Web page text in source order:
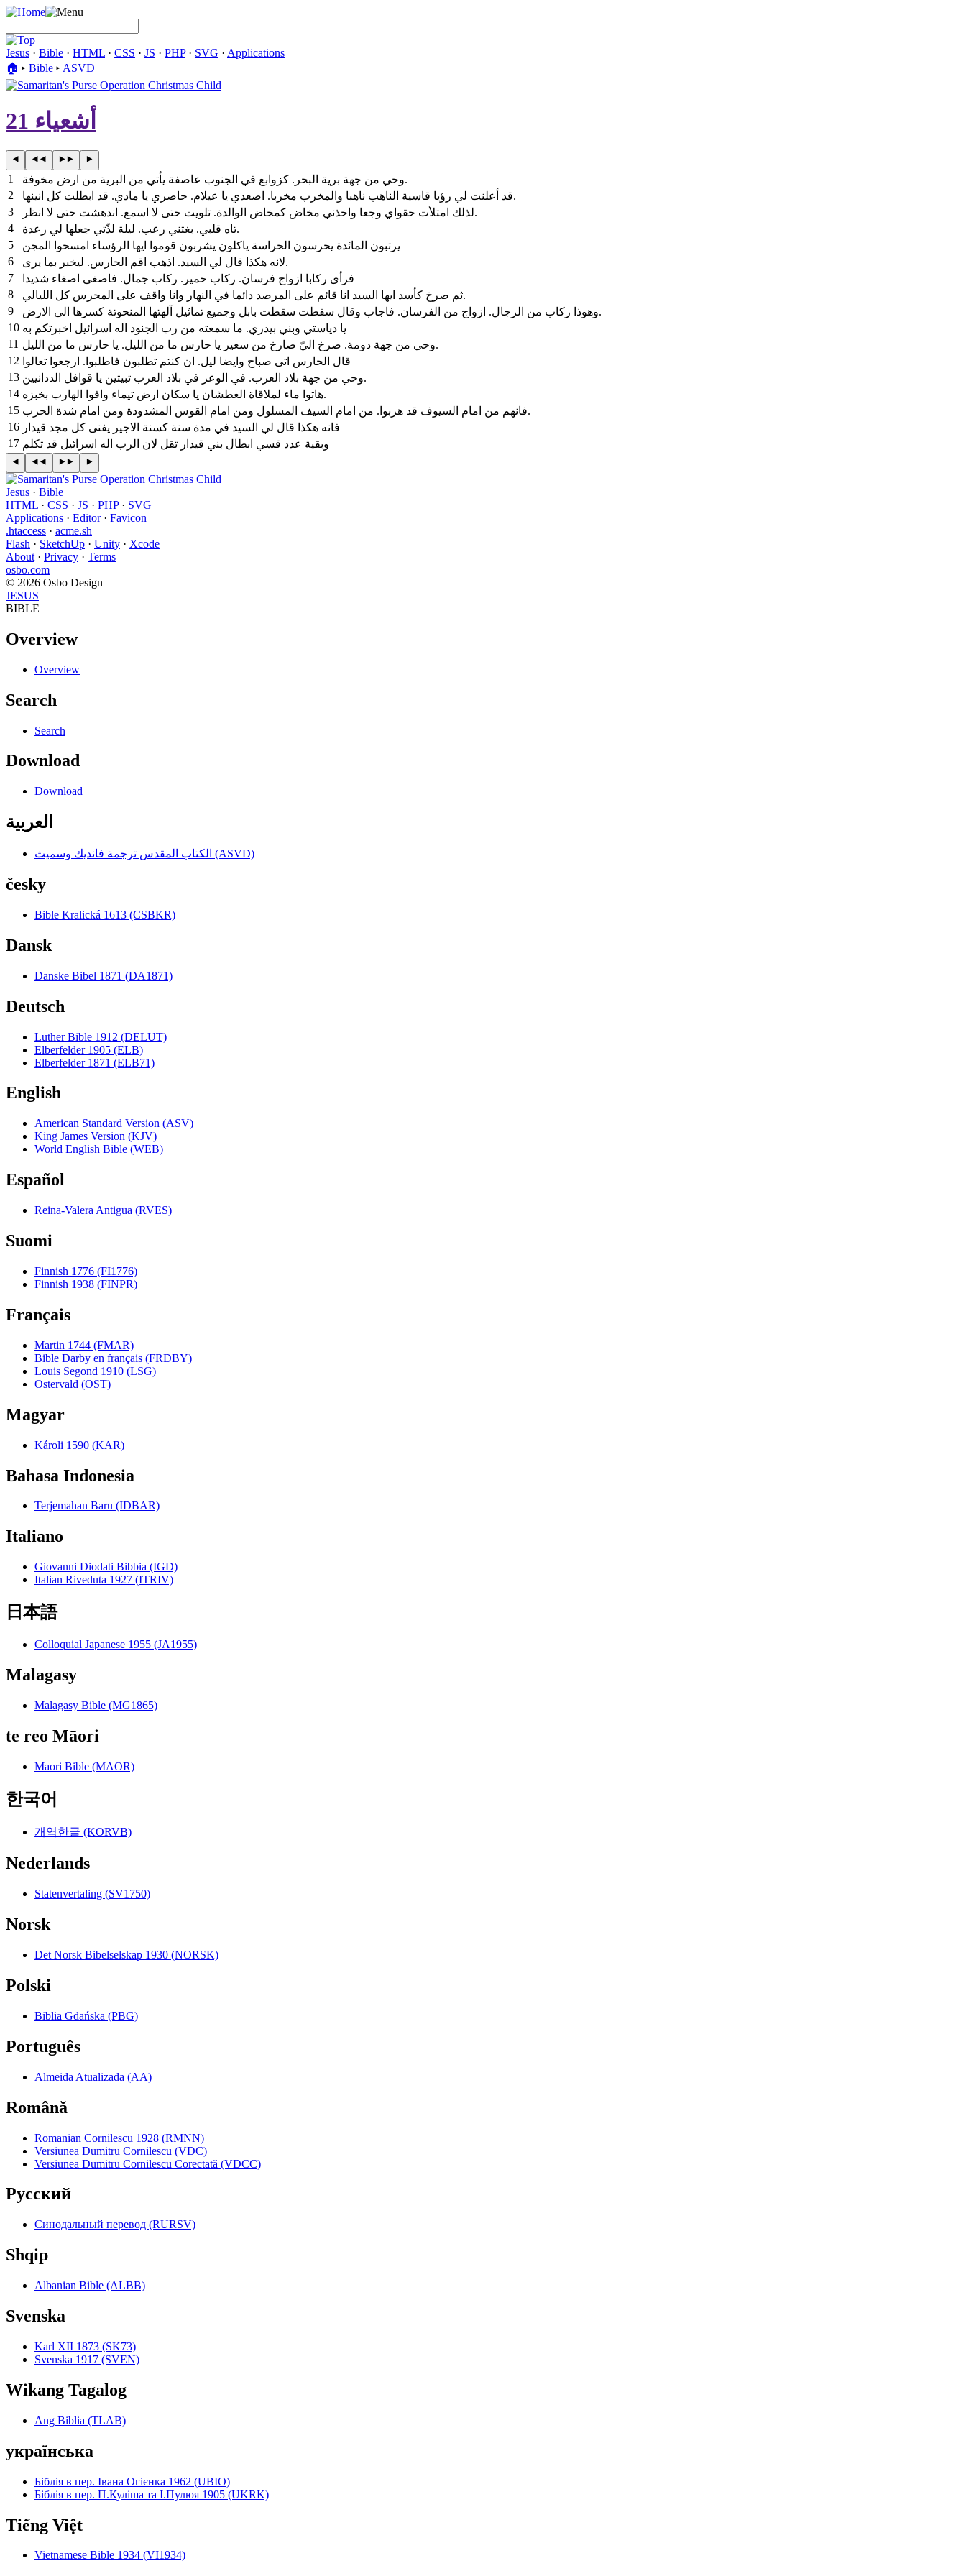
Jesus · Bible · HTML · CSS · JS · PHP· SVG · Applications
🏠︎ ▸ Bible ▸ ASVD
أشعياء 21
1
وحي من جهة برية البحر. كزوابع في الجنوب عاصفة يأتي من البرية من ارض مخوفة.
2
قد أعلنت لي رؤيا قاسية الناهب ناهبا والمخرب مخربا. اصعدي يا عيلام. حاصري يا مادي. قد ابطلت كل انينها.
3
لذلك امتلأت حقواي وجعا واخذني مخاض كمخاض الوالدة. تلويت حتى لا اسمع. اندهشت حتى لا انظر.
4
تاه قلبي. بغتني رعب. ليلة لذّتي جعلها لي رعدة.
5
يرتبون المائدة يحرسون الحراسة ياكلون يشربون قوموا ايها الرؤساء امسحوا المجن
6
لانه هكذا قال لي السيد. اذهب اقم الحارس. ليخبر بما يرى.
7
فرأى ركابا ازواج فرسان. ركاب حمير. ركاب جمال. فاصغى اصغاء شديدا
8
ثم صرخ كأسد ايها السيد انا قائم على المرصد دائما في النهار وانا واقف على المحرس كل الليالي.
9
وهوذا ركاب من الرجال. ازواج من الفرسان. فاجاب وقال سقطت سقطت بابل وجميع تماثيل آلهتها المنحوتة كسرها الى الارض.
10 يا دياستي وبني بيدري. ما سمعته من رب الجنود اله اسرائيل اخبرتكم به
11
وحي من جهة دومة. صرخ اليّ صارخ من سعير يا حارس ما من الليل. يا حارس ما من الليل.
12 قال الحارس اتى صباح وايضا ليل. ان كنتم تطلبون فاطلبوا. ارجعوا تعالوا
13
وحي من جهة بلاد العرب. في الوعر في بلاد العرب تبيتين يا قوافل الددانيين.
14
هاتوا ماء لملاقاة العطشان يا سكان ارض تيماء وافوا الهارب بخبزه.
15
فانهم من امام السيوف قد هربوا. من امام السيف المسلول ومن امام القوس المشدودة ومن امام شدة الحرب.
16 فانه هكذا قال لي السيد في مدة سنة كسنة الاجير يفنى كل مجد قيدار
17 وبقية عدد قسي ابطال بني قيدار تقل لان الرب اله اسرائيل قد تكلم
Jesus · Bible
HTML · CSS · JS · PHP· SVG
Applications · Editor· Favicon
.htaccess · acme.sh
Flash · SketchUp · Unity · Xcode
About · Privacy · Terms
osbo.com
© 2026 Osbo Design
JESUS
BIBLE
Overview
Overview
Search
Search
Download
Download
العربية
الكتاب المقدس ترجمة فانديك وسميث (ASVD)
česky
Bible Kralická 1613 (CSBKR)
Dansk
Danske Bibel 1871 (DA1871)
Deutsch
Luther Bible 1912 (DELUT)
Elberfelder 1905 (ELB)
Elberfelder 1871 (ELB71)
English
American Standard Version (ASV)
King James Version (KJV)
World English Bible (WEB)
Español
Reina-Valera Antigua (RVES)
Suomi
Finnish 1776 (FI1776)
Finnish 1938 (FINPR)
Français
Martin 1744 (FMAR)
Bible Darby en français (FRDBY)
Louis Segond 1910 (LSG)
Ostervald (OST)
Magyar
Károli 1590 (KAR)
Bahasa Indonesia
Terjemahan Baru (IDBAR)
Italiano
Giovanni Diodati Bibbia (IGD)
Italian Riveduta 1927 (ITRIV)
日本語
Colloquial Japanese 1955 (JA1955)
Malagasy
Malagasy Bible (MG1865)
te reo Māori
Maori Bible (MAOR)
한국어
개역한글 (KORVB)
Nederlands
Statenvertaling (SV1750)
Norsk
Det Norsk Bibelselskap 1930 (NORSK)
Polski
Biblia Gdańska (PBG)
Português
Almeida Atualizada (AA)
Română
Romanian Cornilescu 1928 (RMNN)
Versiunea Dumitru Cornilescu (VDC)
Versiunea Dumitru Cornilescu Corectată (VDCC)
Pyccкий
Синодальный перевод (RURSV)
Shqip
Albanian Bible (ALBB)
Svenska
Karl XII 1873 (SK73)
Svenska 1917 (SVEN)
Wikang Tagalog
Ang Biblia (TLAB)
українська
Біблія в пер. Івана Огієнка 1962 (UBIO)
Біблія в пер. П.Куліша та І.Пулюя 1905 (UKRK)
Tiếng Việt
Vietnamese Bible 1934 (VI1934)